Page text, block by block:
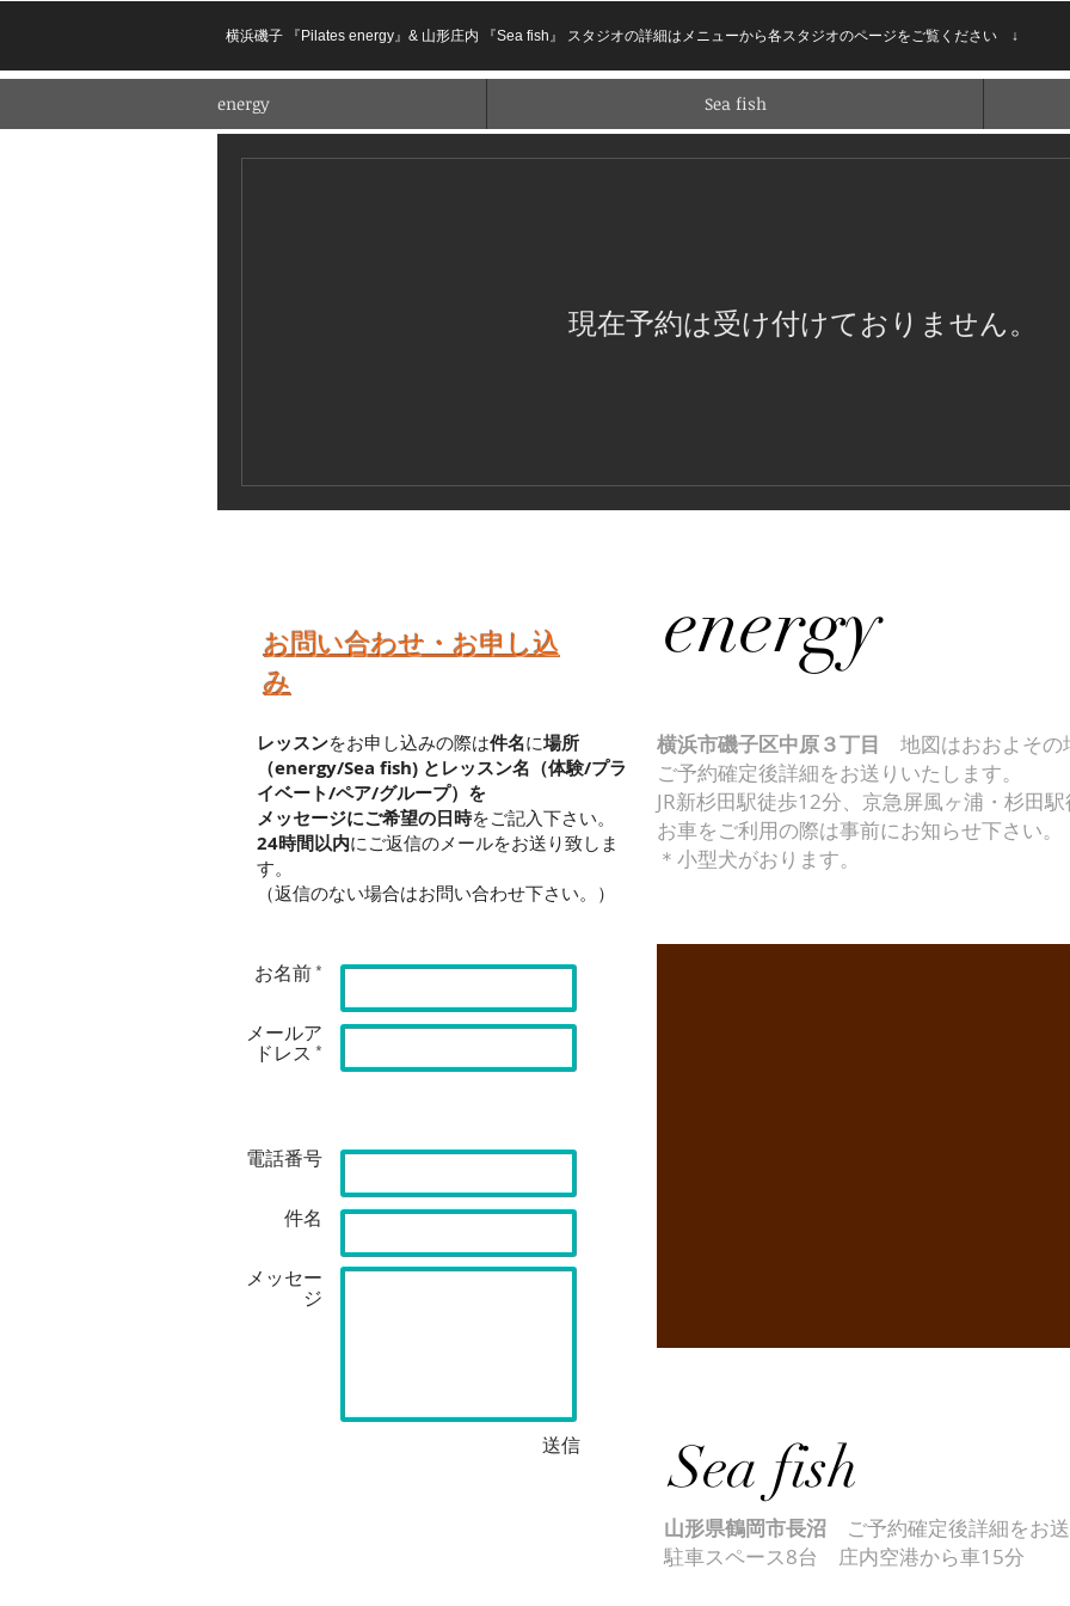
横浜磯子 『Pilates energy』& 山形庄内 『Sea fish』 スタジオの詳細はメニューから各スタジオのページをご覧ください ↓
energy Sea fish
現在予約は受け付けておりません。
​お問い合わせ・お申し込
み
レッスンをお申し込みの際は件名に場所
（energy/Sea fish) とレッスン名（体験/プラ
イベート/ペア/グループ）を
メッセージにご希望の日時をご記入下さい。
24時間以内にご返信のメールをお送り致しま
す。
（返信のない場合は​お問い合わせ下さい。）
お名前 *
メールア
ドレス *
電話番号
件名
メッセー
ジ
送信
energy
横浜市磯子区中原３丁目 地図はおおよその
ご予約確定後詳細をお送りいたします。
JR新杉田駅徒歩12分、京急屏風ヶ浦・杉田
お車をご利用の際は事前にお知らせ下さい。
​＊小型犬がおります。
Sea fish
山形県鶴岡市長沼
ご予約確定後詳細をお
駐車スペース8台 庄内空港から車15分